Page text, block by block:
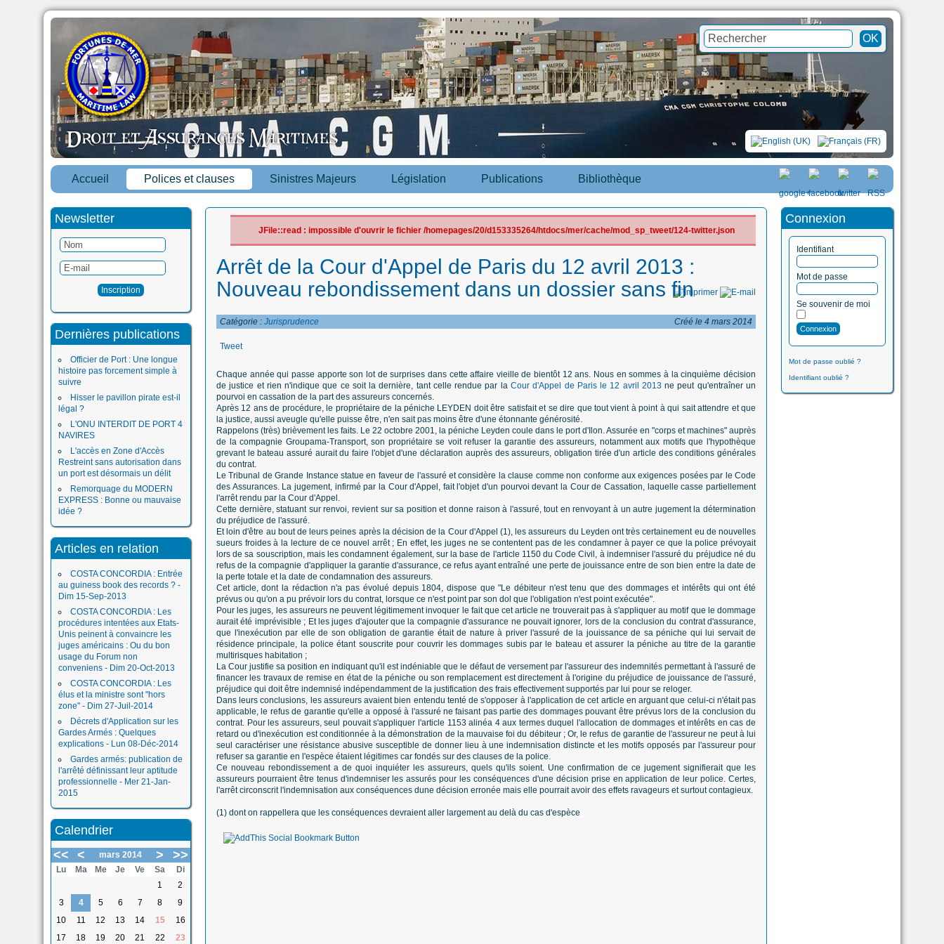
Accueil Polices et clauses Sinistres Majeurs Législation Publications Bibliothèque
Newsletter
Dernières publications
Officier de Port : Une longue
histoire pas forcement simple à
suivre
Hisser le pavillon pirate est-il
légal ?
L'ONU INTERDIT DE PORT 4
NAVIRES
L'accès en Zone d'Accès
Restreint sans autorisation dans
un port est désormais un délit
Remorquage du MODERN
EXPRESS : Bonne ou mauvaise
idée ?
Articles en relation
COSTA CONCORDIA : Entrée
au guiness book des records ? -
Dim 15-Sep-2013
COSTA CONCORDIA : Les
procédures intentées aux Etats-
Unis peinent à convaincre les
juges américains : Ou du bon
usage du Forum non
conveniens - Dim 20-Oct-2013
COSTA CONCORDIA : Les
élus et la ministre sont "hors
zone" - Dim 27-Juil-2014
Décrets d'Application sur les
Gardes Armés : Quelques
explications - Lun 08-Déc-2014
Gardes armés: publication de
l'arrêté définissant leur aptitude
professionnelle - Mer 21-Jan-
2015
Calendrier
<<
< mars 2014 > >>
Lu Ma Me Je Ve Sa
Di
1
2
3
4 5 6 7 8
9
10
11 12 13 14 15
16
17
18 19 20 21 22 23
Connexion
Identifiant
Mot de passe
Se souvenir de moi
Mot de passe oublié ?
Identifiant oublié ?
JFile::read : impossible d'ouvrir le fichier /homepages/20/d153335264/htdocs/mer/cache/mod_sp_tweet/124-twitter.json
Arrêt de la Cour d'Appel de Paris du 12 avril 2013 :
Nouveau rebondissement dans un dossier sans fin
Catégorie : Jurisprudence Créé le 4 mars 2014
Tweet
Chaque année qui passe apporte son lot de surprises dans cette affaire vieille de bientôt 12 ans. Nous en sommes à la cinquième décision
de justice et rien n'indique que ce soit la dernière, tant celle rendue par laCour d'Appel de Paris le 12 avril 2013ne peut qu'entraîner un
pourvoi en cassation de la part des assureurs concernés.
Après 12 ans de procédure, le propriétaire de la péniche LEYDEN doit être satisfait et se dire que tout vient à point à qui sait attendre et que
la justice, aussi aveugle qu'elle puisse être, n'en sait pas moins être d'une étonnante générosité.
Rappelons (très) brièvement les faits. Le 22 octobre 2001, la péniche Leyden coule dans le port d'Ilon. Assurée en "corps et machines" auprès
de la compagnie Groupama-Transport, son propriétaire se voit refuser la garantie des assureurs, notamment aux motifs que l'hypothèque
grevant le bateau assuré aurait du faire l'objet d'une déclaration auprès des assureurs, obligation tirée d'un article des conditions générales
du contrat.
Le Tribunal de Grande Instance statue en faveur de l'assuré et considère la clause comme non conforme aux exigences posées par le Code
des Assurances. La jugement, infirmé par la Cour d'Appel, fait l'objet d'un pourvoi devant la Cour de Cassation, laquelle casse partiellement
l'arrêt rendu par la Cour d'Appel.
Cette dernière, statuant sur renvoi, revient sur sa position et donne raison à l'assuré, tout en renvoyant à un autre jugement la détermination
du préjudice de l'assuré.
Et loin d'être au bout de leurs peines après la décision de la Cour d'Appel (1), les assureurs du Leyden ont très certainement eu de nouvelles
sueurs froides à la lecture de ce nouvel arrêt ; En effet, les juges ne se contentent pas de les condamner à payer ce que la police prévoyait
lors de sa souscription, mais les condamnent également, sur la base de l'article 1150 du Code Civil, à indemniser l'assuré du préjudice né du
refus de la compagnie d'appliquer la garantie d'assurance, ce refus ayant entraîné une perte de jouissance entre de son bien entre la date de
la perte totale et la date de condamnation des assureurs.
Cet article, dont la rédaction n'a pas évolué depuis 1804, dispose que "Le débiteur n'est tenu que des dommages et intérêts qui ont été
prévus ou qu'on a pu prévoir lors du contrat, lorsque ce n'est point par son dol que l'obligation n'est point exécutée".
Pour les juges, les assureurs ne peuvent légitimement invoquer le fait que cet article ne trouverait pas à s'appliquer au motif que le dommage
aurait été imprévisible ; Et les juges d'ajouter que la compagnie d'assurance ne pouvait ignorer, lors de la conclusion du contrat d'assurance,
que l'inexécution par elle de son obligation de garantie était de nature à priver l'assuré de la jouissance de sa péniche qui lui servait de
résidence principale, la police étant souscrite pour couvrir les dommages subis par le bateau et assurer la péniche au titre de la garantie
multirisques habitation ;
La Cour justifie sa position en indiquant qu'il est indéniable que le défaut de versement par l'assureur des indemnités permettant à l'assuré de
financer les travaux de remise en état de la péniche ou son remplacement est directement à l'origine du préjudice de jouissance de l'assuré,
préjudice qui doit être indemnisé indépendamment de la justification des frais effectivement supportés par lui pour se reloger.
Dans leurs conclusions, les assureurs avaient bien entendu tenté de s'opposer à l'application de cet article en arguant que celui-ci n'était pas
applicable, le refus de garantie qu'elle a opposé à l'assuré ne faisant pas partie des dommages pouvant être prévus lors de la conclusion du
contrat. Pour les assureurs, seul pouvait s'appliquer l'article 1153 alinéa 4 aux termes duquel l'allocation de dommages et intérêts en cas de
retard ou d'inexécution est conditionnée à la démonstration de la mauvaise foi du débiteur ; Or, le refus de garantie de l'assureur ne peut à lui
seul caractériser une résistance abusive susceptible de donner lieu à une indemnisation distincte et les motifs opposés par l'assureur pour
refuser sa garantie en l'espèce étaient légitimes car fondés sur des clauses de la police.
Ce nouveau rebondissement a de quoi inquiéter les assureurs, quels qu'ils soient. Une confirmation de ce jugement signifierait que les
assureurs pourraient être tenus d'indemniser les assurés pour les conséquences d'une décision prise en application de leur police. Certes,
l'arrêt circonscrit l'indemnisation aux conséquences dune décision erronée mais elle pourrait avoir des effets ravageurs et surtout contagieux.
(1) dont on rappellera que les conséquences devraient aller largement au delà du cas d'espèce